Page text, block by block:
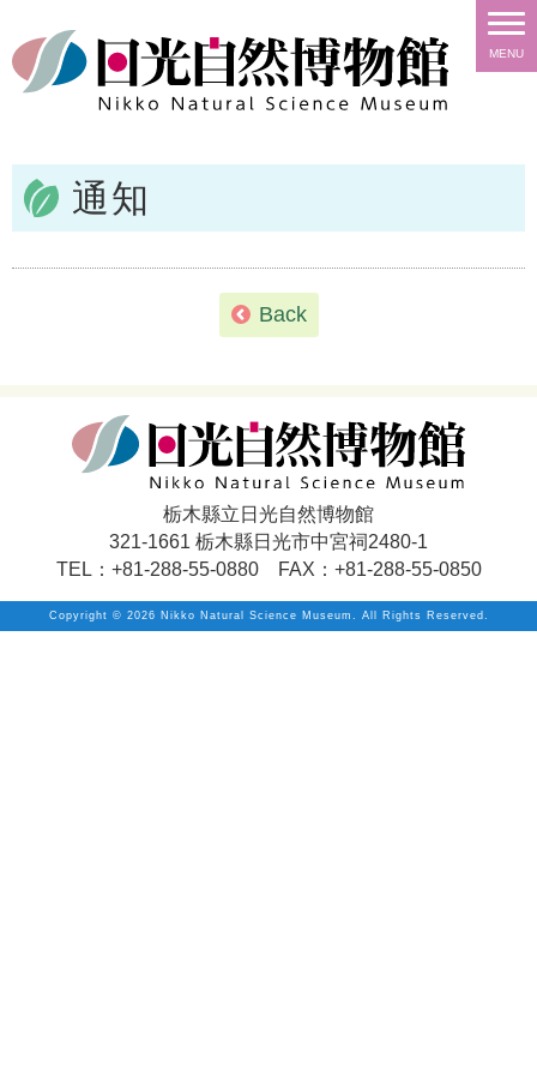
MENU
通知
Back
栃木縣立日光自然博物館
321-1661 栃木縣日光市中宮祠2480-1
TEL：+81-288-55-0880 FAX：+81-288-55-0850
Copyright © 2026 Nikko Natural Science Museum. All Rights Reserved.